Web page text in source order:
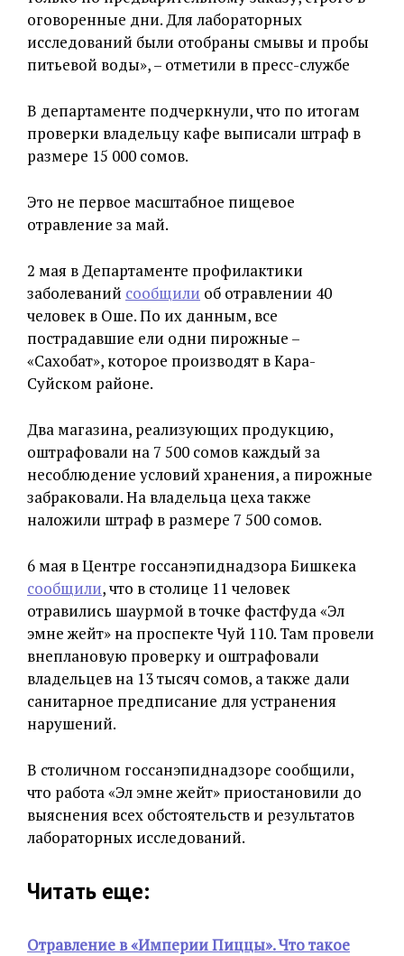
оговоренные дни. Для лабораторных
исследований были отобраны смывы и пробы
питьевой воды», – отметили в пресс-службе
В департаменте подчеркнули, что по итогам
проверки владельцу кафе выписали штраф в
размере 15 000 сомов.
Это не первое масштабное пищевое
отравление за май.
2 мая в Департаменте профилактики
заболеваний сообщили об отравлении 40
человек в Оше. По их данным, все
пострадавшие ели одни пирожные –
«Сахобат», которое производят в Кара-
Суйском районе.
Два магазина, реализующих продукцию,
оштрафовали на 7 500 сомов каждый за
несоблюдение условий хранения, а пирожные
забраковали. На владельца цеха также
наложили штраф в размере 7 500 сомов.
6 мая в Центре госсанэпиднадзора Бишкека
сообщили, что в столице 11 человек
отравились шаурмой в точке фастфуда «Эл
эмне жейт» на проспекте Чуй 110. Там провели
внеплановую проверку и оштрафовали
владельцев на 13 тысяч сомов, а также дали
санитарное предписание для устранения
нарушений.
В столичном госсанэпиднадзоре сообщили,
что работа «Эл эмне жейт» приостановили до
выяснения всех обстоятельств и результатов
лабораторных исследований.
Читать еще:
Отравление в «Империи Пиццы». Что такое